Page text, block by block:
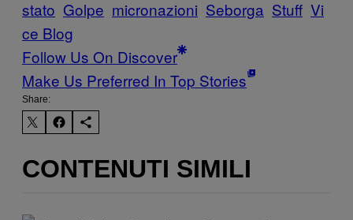
stato Golpe micronazioni Seborga Stuff Vi
ce Blog
Follow Us On Discover
Make Us Preferred In Top Stories
Share:
CONTENUTI SIMILI